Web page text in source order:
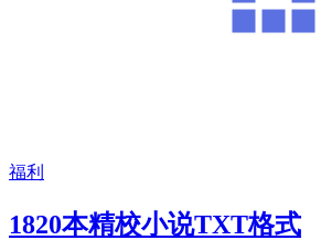
福利
1820本精校小说TXT格式